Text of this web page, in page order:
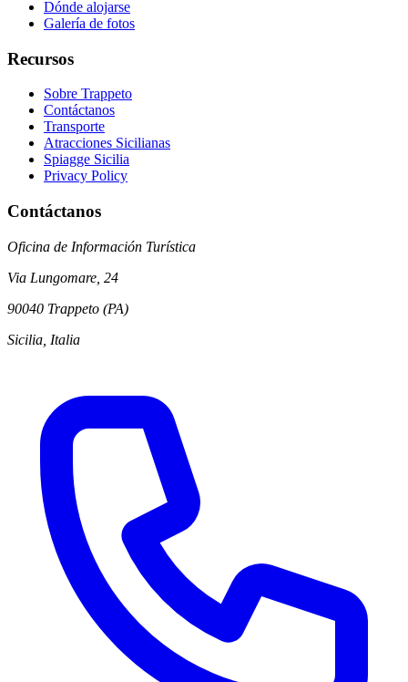
Dónde alojarse
Galería de fotos
Recursos
Sobre Trappeto
Contáctanos
Transporte
Atracciones Sicilianas
Spiagge Sicilia
Privacy Policy
Contáctanos
Oficina de Información Turística
Via Lungomare, 24
90040 Trappeto (PA)
Sicilia, Italia